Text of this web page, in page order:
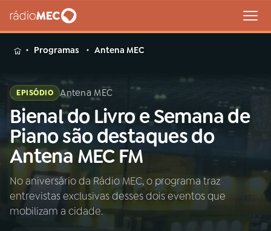
MENU
Buscar
na
Rádio
MEC
Buscar
Início AO VIVO
Programas Antena MEC
EPISÓDIO Antena MEC
Bienal do Livro e Semana de
Piano são destaques do
Antena MEC FM
No aniversário da Rádio MEC, o programa traz
entrevistas exclusivas desses dois eventos que
mobilizam a cidade.